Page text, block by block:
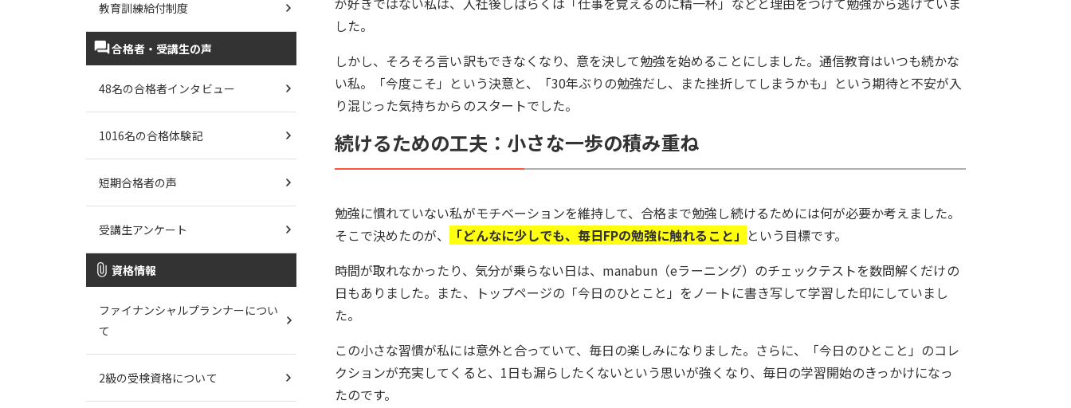
した。
しかし、そろそろ言い訳もできなくなり、意を決して勉強を始めることにしました。通信教育はいつも続かな
い私。「今度こそ」という決意と、「30年ぶりの勉強だし、また挫折してしまうかも」という期待と不安が入
り混じった気持ちからのスタートでした。
続けるための工夫：小さな一歩の積み重ね
勉強に慣れていない私がモチベーションを維持して、合格まで勉強し続けるためには何が必要か考えました。
そこで決めたのが、
「どんなに少しでも、毎日FPの勉強に触れること」 という目標です。
時間が取れなかったり、気分が乗らない日は、manabun（eラーニング）のチェックテストを数問解くだけの
日もありました。また、トップページの「今日のひとこと」をノートに書き写して学習した印にしていまし
た。
この小さな習慣が私には意外と合っていて、毎日の楽しみになりました。さらに、「今日のひとこと」のコレ
クションが充実してくると、1日も漏らしたくないという思いが強くなり、毎日の学習開始のきっかけになっ
たのです。
教育訓練給付制度
合格者・受講生の声
48名の合格者インタビュー
1016名の合格体験記
短期合格者の声
受講生アンケート
資格情報
ファイナンシャルプランナーについ
て
2級の受検資格について